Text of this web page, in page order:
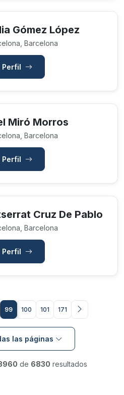
Gómez López
Barcelona
Perfil
Miró Morros
Barcelona
Perfil
Cruz De Pablo
Barcelona
Perfil
99 100 101 171
las páginas
de 6830 resultados